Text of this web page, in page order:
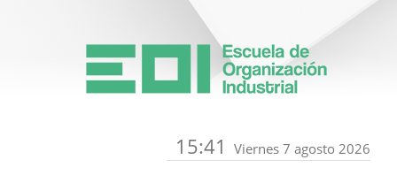
15:41 Viernes 7 agosto 2026